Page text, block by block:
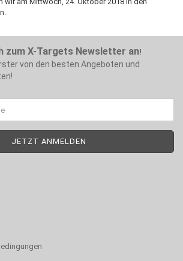
zum X-Targets Newsletter an!
von den besten Angeboten und